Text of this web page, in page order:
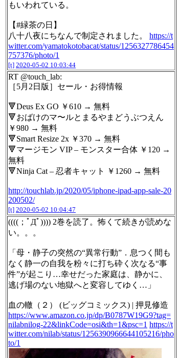
もいわれている。
【#緑茶の日】
八十八夜にちなんで制定されました。 https://t
witter.com/yamatokotobacat/status/1256327786454
757376/photo/1
[t] 2020-05-02 10:03:44
RT @touch_lab:
［5月2日版］セール・お得情報
🔻Deus Ex GO ￥610 → 無料
🔻おばけのマ〜ルとまるやまどうぶつえん
￥980 → 無料
🔻Smart Resize 2x ￥370 → 無料
🔻マージモン VIP – モンスター合体 ￥120 →
無料
🔻Ninja Cat – 忍者キャット ￥1260 → 無料
http://touchlab.jp/2020/05/iphone-ipad-app-sale-20
200502/
[t] 2020-05-02 10:04:47
((((；ﾟДﾟ)))) 2巻を読了。怖くて続きが読めな
い。。。
「母・静子の突然の“異常行動”．息つく間も
なく静一の自我を粉々に打ち砕く次なる“事
件”が起こり…幸せだった家庭は、静かに、
逃げ場のない地獄へと変容してゆく…」
血の轍（２） (ビッグコミックス) | 押見修造
https://www.amazon.co.jp/dp/B0787W19G9?tag=
nilabnilog-22&linkCode=osi&th=1&psc=1 https://t
witter.com/nilab/status/1256390966644105216/pho
to/1